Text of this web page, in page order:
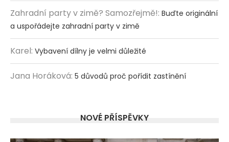
Zahradní party v zimě? Samozřejmě!: Buďte originální
a uspořádejte zahradní party v zimě
Karel: Vybavení dílny je velmi důležité
Jana Horáková: 5 důvodů proč pořídit zastínění
NOVÉ PŘÍSPĚVKY